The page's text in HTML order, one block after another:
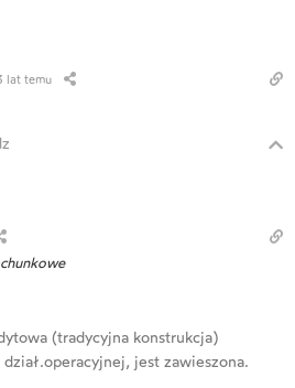
lat temu
(tradycyjna konstrukcja)
jest zawieszona.